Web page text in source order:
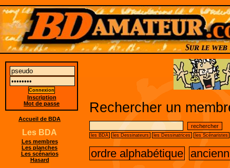
Rechercher un
les BDA les Dessinateurs les Dessinatrices les Scénaristes
ordre alphabétique
Inscription
Mot de passe
Accueil de BDA
Les BDA
Les membres
Les planches
Les scénarios
Hasard